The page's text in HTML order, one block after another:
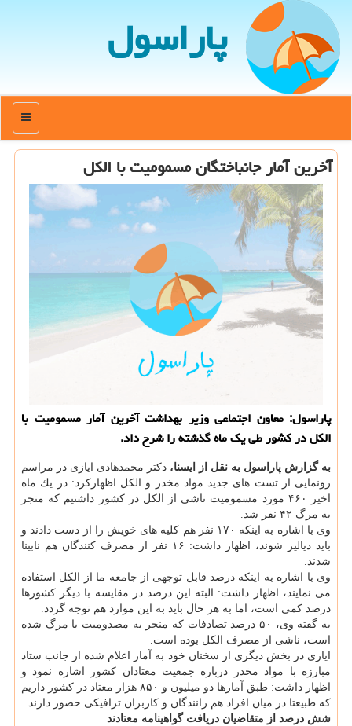
پاراسول
منو
آخرین آمار جانباختگان مسمومیت با الكل
پاراسول: معاون اجتماعی وزیر بهداشت آخرین آمار مسمومیت با
الكل در كشور طی یك ماه گذشته را شرح داد.
به گزارش پاراسول به نقل از ایسنا، دكتر محمدهادی ایازی در مراسم
رونمایی از تست های جدید مواد مخدر و الكل اظهاركرد: در یك ماه
اخیر ۴۶۰ مورد مسمومیت ناشی از الكل در كشور داشتیم كه منجر
به مرگ ۴۲ نفر شد.
وی با اشاره به اینكه ۱۷۰ نفر هم كلیه های خویش را از دست دادند و
باید دیالیز شوند، اظهار داشت: ۱۶ نفر از مصرف كنندگان هم نابینا
شدند.
وی با اشاره به اینكه درصد قابل توجهی از جامعه ما از الكل استفاده
می نمایند، اظهار داشت: البته این درصد در مقایسه با دیگر كشورها
درصد كمی است، اما به هر حال باید به این موارد هم توجه گردد.
به گفته وی، ۵۰ درصد تصادفات كه منجر به مصدومیت یا مرگ شده
است، ناشی از مصرف الكل بوده است.
ایازی در بخش دیگری از سخنان خود به آمار اعلام شده از جانب ستاد
مبارزه با مواد مخدر درباره جمعیت معتادان كشور اشاره نمود و
اظهار داشت: طبق آمارها دو میلیون و ۸۵۰ هزار معتاد در كشور داریم
كه طبیعتا در میان افراد هم رانندگان و كاربران ترافیكی حضور دارند.
شش درصد از متقاضیان دریافت گواهینامه معتادند